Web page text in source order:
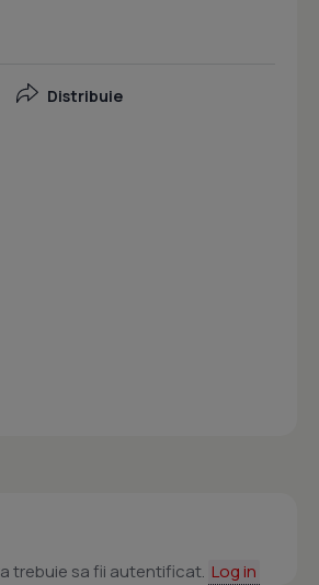
Distribuie
trebuie sa fii autentificat. Log in